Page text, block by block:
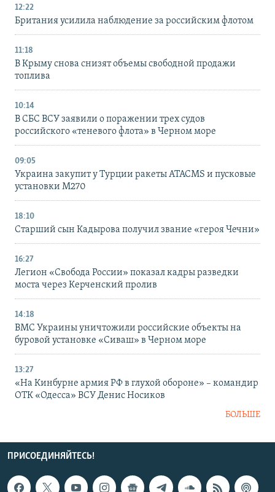
12:22
Британия усилила наблюдение за российским флотом
11:18
В Крыму снова снизят объемы свободной продажи
топлива
10:14
В СБС ВСУ заявили о поражении трех судов
российского «теневого флота» в Черном море
09:05
Украина закупит у Турции ракеты ATACMS и пусковые
установки M270
18:10
Старший сын Кадырова получил звание «героя Чечни»
16:27
Легион «Свобода России» показал кадры разведки
моста через Керченский пролив
14:18
ВМС Украины уничтожили российские объекты на
буровой установке «Сиваш» в Черном море
13:27
«На Кинбурне армия РФ в глухой обороне» – командир
ОТК «Одесса» ВСУ Денис Носиков
БОЛЬШЕ
ПРИСОЕДИНЯЙТЕСЬ!